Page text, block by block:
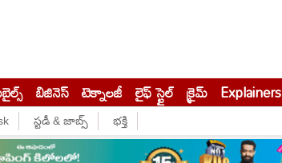
బిజినెస్‌ టెక్నాలజీ లైఫ్ స్టైల్ క్రైమ్ Explainers
స్టడీ & జాబ్స్ భక్తి